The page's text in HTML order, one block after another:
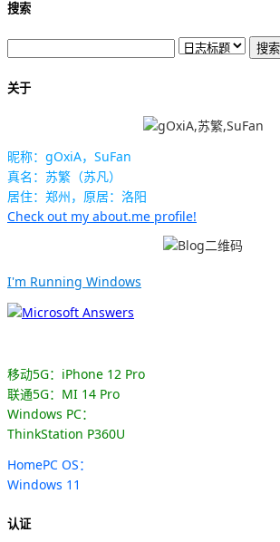
搜索
关于
昵称：gOxiA，SuFan
真名：苏繁（苏凡）
居住：郑州，原居：洛阳
Check out my about.me profile!
I'm Running Windows
移动5G：iPhone 12 Pro
联通5G：MI 14 Pro
Windows PC：
ThinkStation P360U
HomePC OS：
Windows 11
认证